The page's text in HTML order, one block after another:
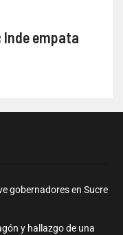
Inde empata
gobernadores en Sucre
y hallazgo de una